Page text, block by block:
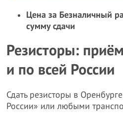
Цена за Безналичный
сумму сдачи
Резисторы:
и по всей России
Сдать резисторы в
России» или любыми